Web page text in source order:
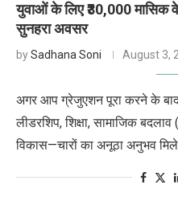
युवाओं के लिए ₹30,000 मासिक
सुनहरा अवसर
bySadhana Soni August 3,
अगर आप ग्रेजुएशन पूरा करने के
लीडरशिप, शिक्षा, सामाजिक
विकास—चारों का अनूठा अनुभव